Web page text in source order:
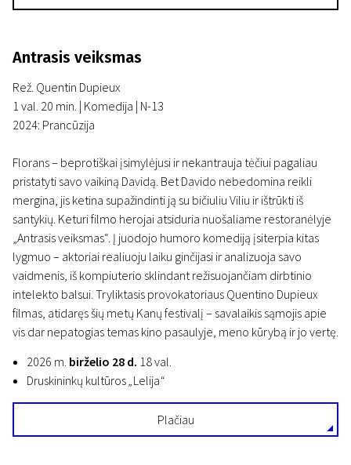
Antrasis veiksmas
Rež. Quentin Dupieux
1 val. 20 min. | Komedija | N-13
2024: Prancūzija
Florans – beprotiškai įsimylėjusi ir nekantrauja tėčiui pagaliau
pristatyti savo vaikiną Davidą. Bet Davido nebedomina reikli
mergina, jis ketina supažindinti ją su bičiuliu Viliu ir ištrūkti iš
santykių. Keturi filmo herojai atsiduria nuošaliame restoranėlyje
„Antrasis veiksmas“. Į juodojo humoro komediją įsiterpia kitas
lygmuo – aktoriai realiuoju laiku ginčijasi ir analizuoja savo
vaidmenis, iš kompiuterio sklindant režisuojančiam dirbtinio
intelekto balsui. Tryliktasis provokatoriaus Quentino Dupieux
filmas, atidaręs šių metų Kanų festivalį – savalaikis sąmojis apie
vis dar nepatogias temas kino pasaulyje, meno kūrybą ir jo vertę.
2026 m. birželio 28 d. 18 val.
Druskininkų kultūros„Lelija“
Plačiau